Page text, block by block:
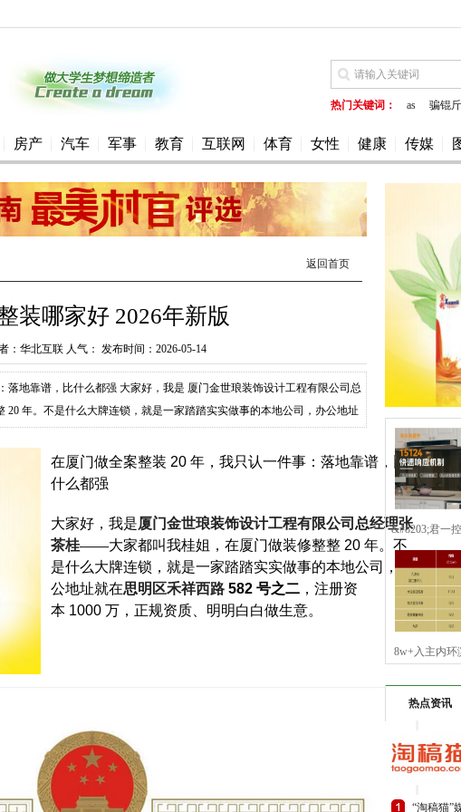
热门关键词： as 骗锟
房产 汽车 军事 教育 互联网 体育 女性 健康 传媒
返回首页
装哪家好 2026年新版
：华北互联 人气： 发布时间：2026-05-14
落地靠谱，比什么都强 大家好，我是 厦门金世琅装饰设计工程有限公司总
20 年。不是什么大牌连锁，就是一家踏踏实实做事的本地公司，办公地址
在厦门做全案整装 20 年，我只认一件事：落地靠谱，比
什么都强
大家好，我是厦门金世琅装饰设计工程有限公司总经理张
茶桂——大家都叫我桂姐，在厦门做装修整整 20 年。不
是什么大牌连锁，就是一家踏踏实实做事的本地公司，办
公地址就在思明区禾祥西路 582 号之二 ，注册资
本 1000 万，正规资质、明明白白做生意。
&#8203;君一
——
8w+入主内环
热点资讯
“淘稿猫”